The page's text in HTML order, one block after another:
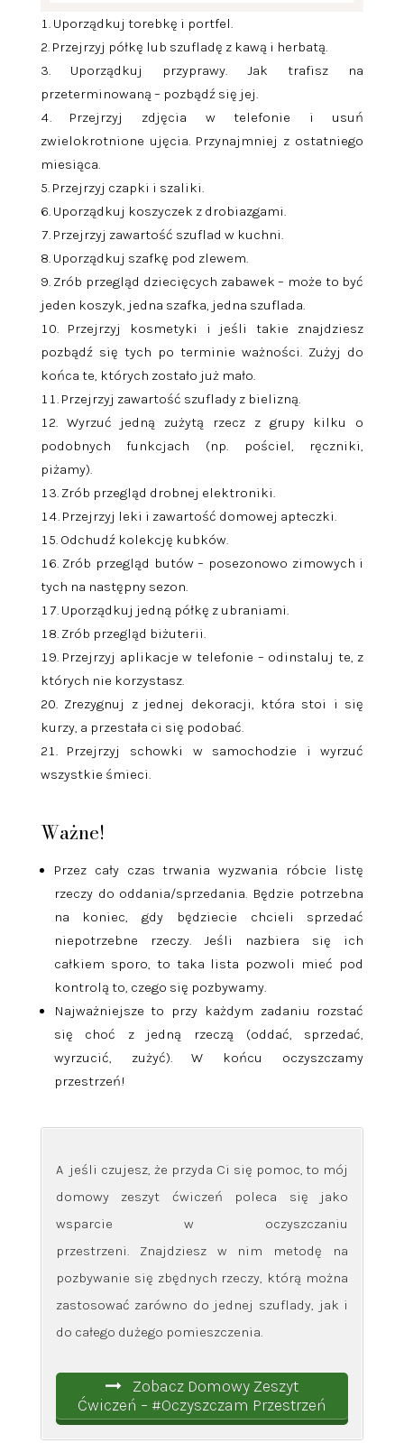
Uporządkuj torebkę i portfel.
Przejrzyj półkę lub szufladę z kawą i herbatą.
Uporządkuj przyprawy. Jak trafisz na
przeterminowaną – pozbądź się jej.
Przejrzyj zdjęcia w telefonie i usuń
zwielokrotnione ujęcia. Przynajmniej z ostatniego
miesiąca.
Przejrzyj czapki i szaliki.
Uporządkuj koszyczek z drobiazgami.
Przejrzyj zawartość szuflad w kuchni.
Uporządkuj szafkę pod zlewem.
Zrób przegląd dziecięcych zabawek – może to być
jeden koszyk, jedna szafka, jedna szuflada.
Przejrzyj kosmetyki i jeśli takie znajdziesz
pozbądź się tych po terminie ważności. Zużyj do
końca te, których zostało już mało.
Przejrzyj zawartość szuflady z bielizną.
Wyrzuć jedną zużytą rzecz z grupy kilku o
podobnych funkcjach (np. pościel, ręczniki,
piżamy).
Zrób przegląd drobnej elektroniki.
Przejrzyj leki i zawartość domowej apteczki.
Odchudź kolekcję kubków.
Zrób przegląd butów – posezonowo zimowych i
tych na następny sezon.
Uporządkuj jedną półkę z ubraniami.
Zrób przegląd biżuterii.
Przejrzyj aplikacje w telefonie – odinstaluj te, z
których nie korzystasz.
Zrezygnuj z jednej dekoracji, która stoi i się
kurzy, a przestała ci się podobać.
Przejrzyj schowki w samochodzie i wyrzuć
wszystkie śmieci.
Ważne!
Przez cały czas trwania wyzwania róbcie listę
rzeczy do oddania/sprzedania. Będzie potrzebna
na koniec, gdy będziecie chcieli sprzedać
niepotrzebne rzeczy. Jeśli nazbiera się ich
całkiem sporo, to taka lista pozwoli mieć pod
kontrolą to, czego się pozbywamy.
Najważniejsze to przy każdym zadaniu rozstać
się choć z jedną rzeczą (oddać, sprzedać,
wyrzucić, zużyć). W końcu oczyszczamy
przestrzeń!
A jeśli czujesz, że przyda Ci się pomoc, to mój
domowy zeszyt ćwiczeń poleca się jako
wsparcie w oczyszczaniu
przestrzeni. Znajdziesz w nim metodę na
pozbywanie się zbędnych rzeczy, którą można
zastosować zarówno do jednej szuflady, jak i
do całego dużego pomieszczenia.
Zobacz Domowy Zeszyt
Ćwiczeń – #Oczyszczam Przestrzeń